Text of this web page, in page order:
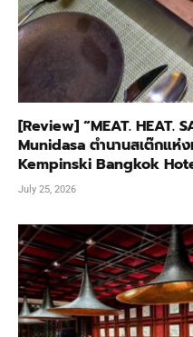
[Review] “MEAT. HEAT.
Munidasa ตำนานสเต๊กแห่
Kempinski Bangkok
July 25, 2026